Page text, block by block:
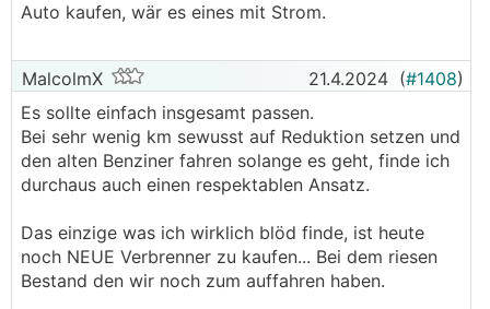
Auto kaufen, wär es eines mit Strom.
MalcolmX 21.4.2024 (#1408)
Es sollte einfach insgesamt passen.
Bei sehr wenig km sewusst auf Reduktion setzen und
den alten Benziner fahren solange es geht, finde ich
durchaus auch einen respektablen Ansatz.
Das einzige was ich wirklich blöd finde, ist heute
noch NEUE Verbrenner zu kaufen... Bei dem riesen
Bestand den wir noch zum auffahren haben.